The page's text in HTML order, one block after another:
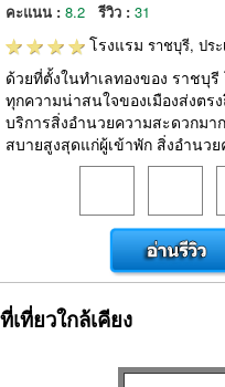
คะแนน : 8.2 รีวิว : 31
โรงแรม ราชบุรี, ปร
ด้วยที่ตั้งในทำเลทองของ ราชบุ
ทุกความน่าสนใจของเมืองส่งต
บริการสิ่งอำนวยความสะดวกม
สบายสูงสุดแก่ผู้เข้าพัก สิ่งอำนว
ที่เที่ยวใกล้เคียง